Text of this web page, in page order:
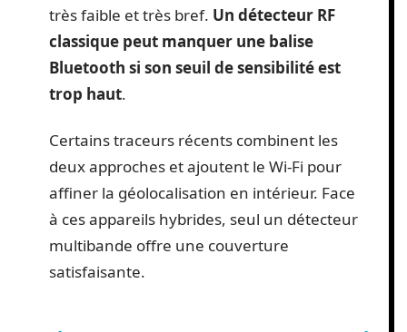
très faible et très bref. Un détecteur RF
classique peut manquer une balise
Bluetooth si son seuil de sensibilité est
trop haut.
Certains traceurs récents combinent les
deux approches et ajoutent le Wi-Fi pour
affiner la géolocalisation en intérieur. Face
à ces appareils hybrides, seul un détecteur
multibande offre une couverture
satisfaisante.